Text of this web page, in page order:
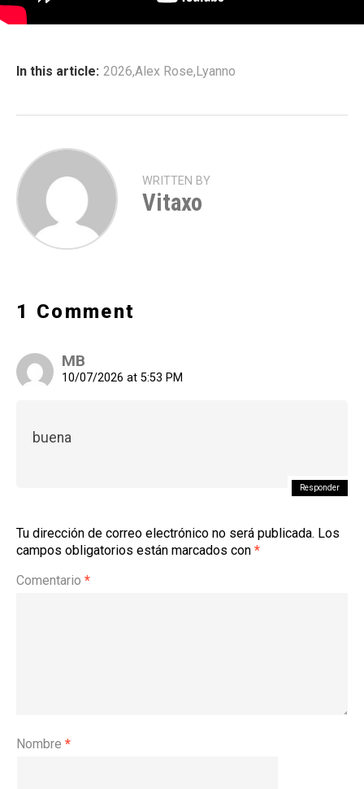
In this article: 2026,Alex Rose,Lyanno
WRITTEN BY
Vitaxo
1 Comment
MB
10/07/2026 at 5:53 PM
buena
Responder
Tu dirección de correo electrónico no será publicada. Los
campos obligatorios están marcados con *
Comentario *
Nombre *